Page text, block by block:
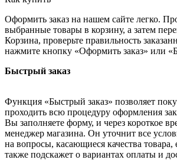
Оформить заказ на нашем сайте легко.
выбранные товары в корзину, а затем
Корзина, проверьте правильность
нажмите кнопку «Оформить заказ» или
Быстрый заказ
Функция «Быстрый заказ» позволяет
проходить всю процедуру оформления
Вы заполняете форму, и через короткое
менеджер магазина. Он уточнит все
на вопросы, касающиеся качества товара,
также подскажет о вариантах оплаты и